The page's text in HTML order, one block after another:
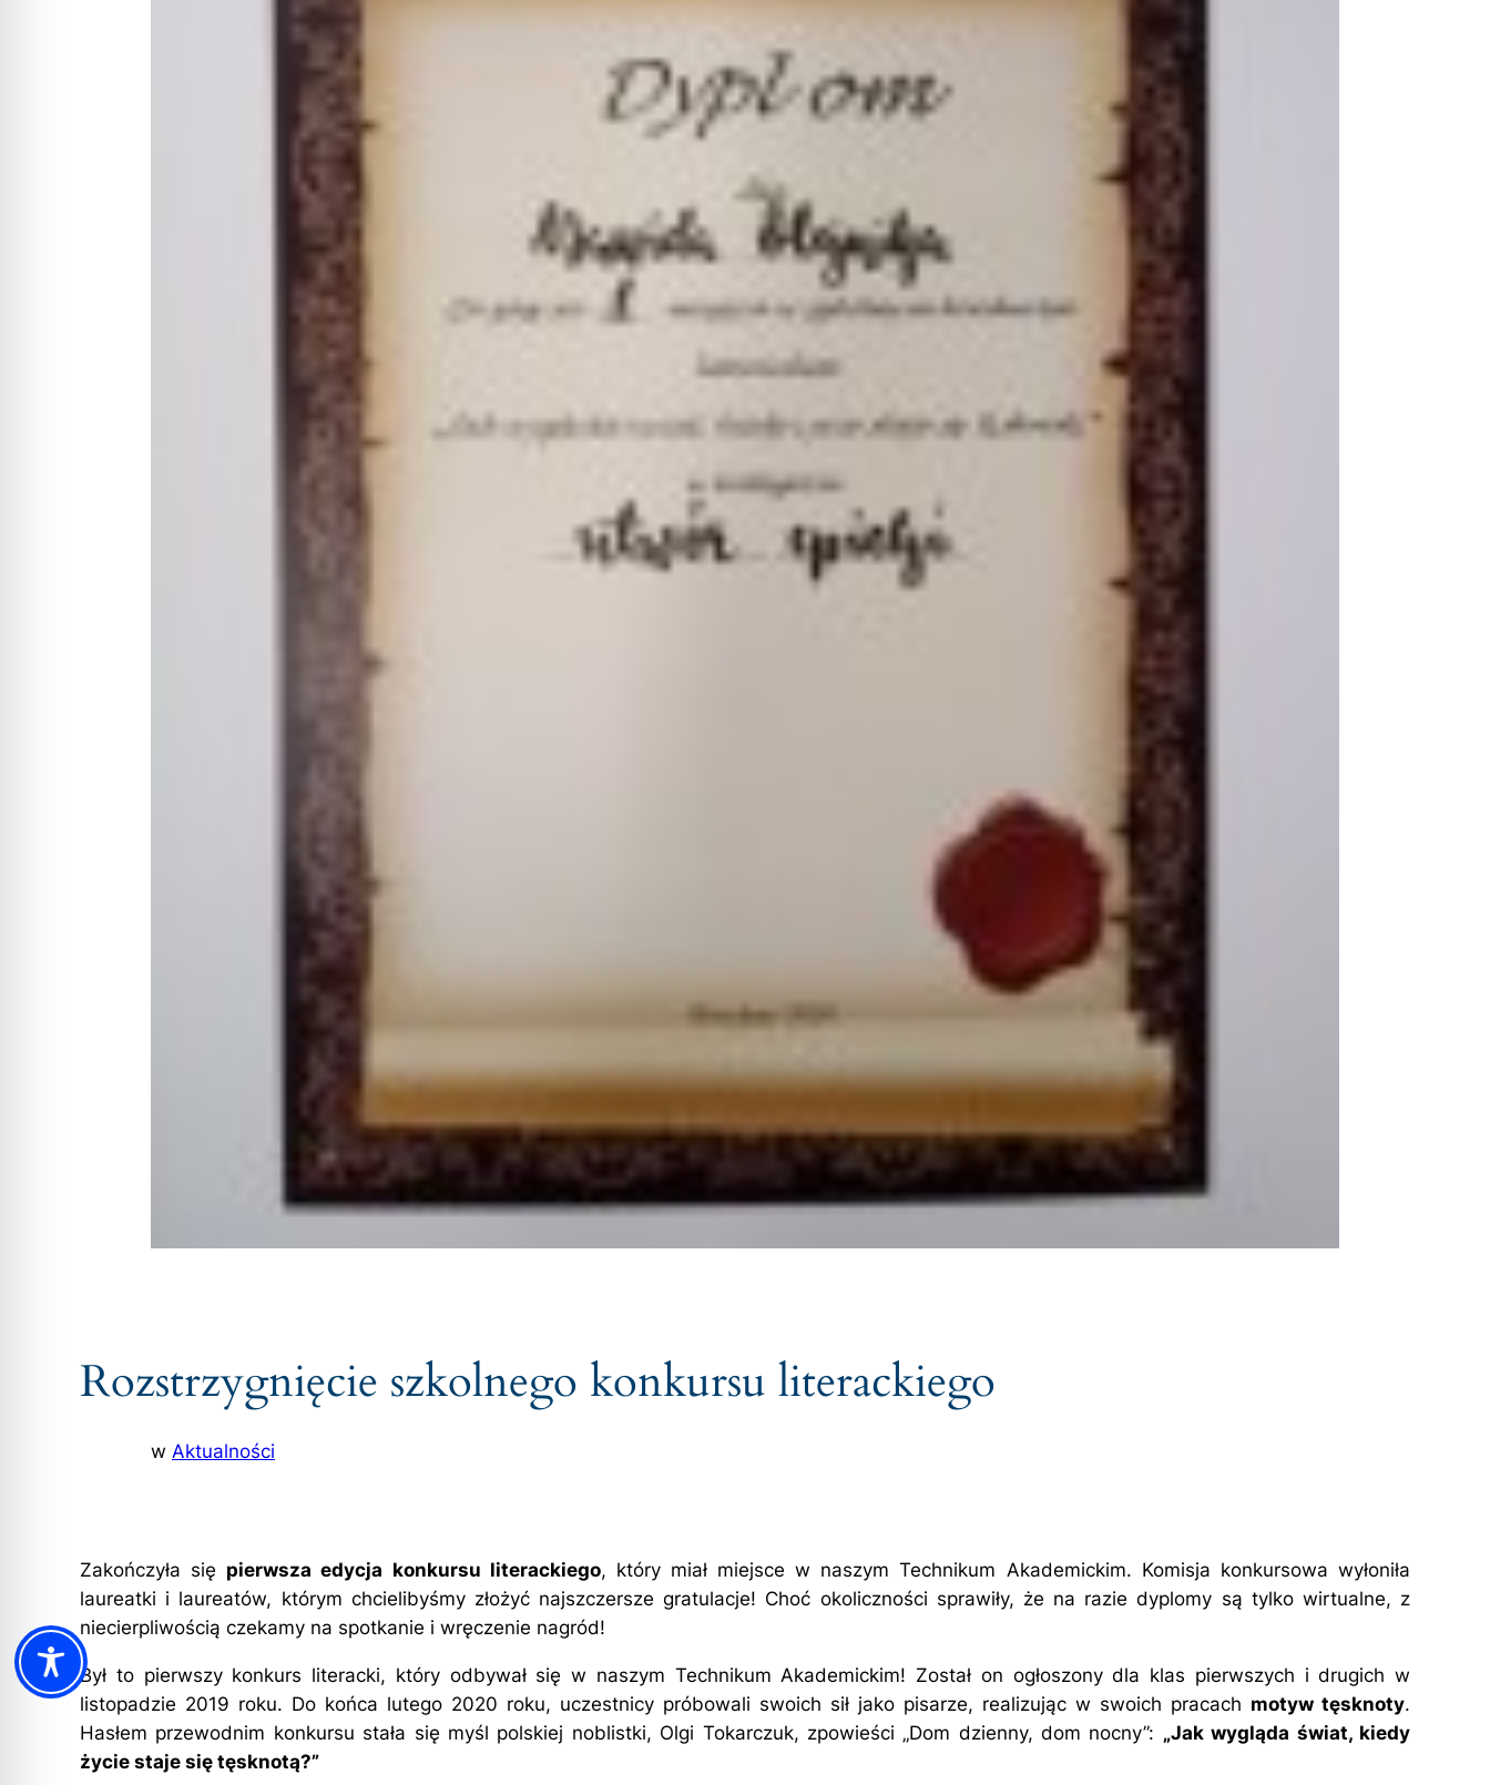
Rozstrzygnięcie szkolnego konkursu literackiego
w Aktualności
Zakończyła się pierwsza edycja konkursu literackiego, który miał miejsce w naszym Technikum Akademickim. Komisja konkursowa wyłoniła
laureatki i laureatów, którym chcielibyśmy złożyć najszczersze gratulacje! Choć okoliczności sprawiły, że na razie dyplomy są tylko wirtualne, z
niecierpliwością czekamy na spotkanie i wręczenie nagród!
Był to pierwszy konkurs literacki, który odbywał się w naszym Technikum Akademickim! Został on ogłoszony dla klas pierwszych i drugich w
listopadzie 2019 roku. Do końca lutego 2020 roku, uczestnicy próbowali swoich sił jako pisarze, realizując w swoich pracach motyw tęsknoty.
Hasłem przewodnim konkursu stała się myśl polskiej noblistki, Olgi Tokarczuk, zpowieści „Dom dzienny, dom nocny”: „Jak wygląda świat, kiedy
życie staje się tęsknotą?”